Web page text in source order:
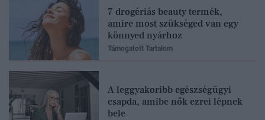
7 drogériás beauty termék,
amire most szükséged van egy
könnyed nyárhoz
Támogatott Tartalom
A leggyakoribb egészségügyi
csapda, amibe nők ezrei lépnek
bele